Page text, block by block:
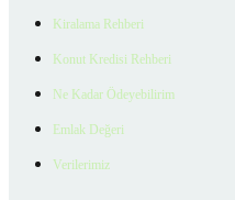
Kiralama Rehberi
Konut Kredisi Rehberi
Ne Kadar Ödeyebilirim
Emlak Değeri
Verilerimiz